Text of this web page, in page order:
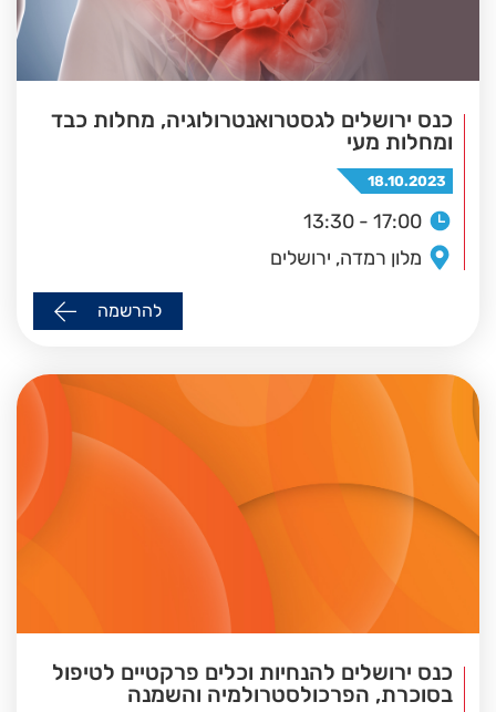
כנס ירושלים לגסטרואנטרולוגיה, מחלות כבד
ומחלות מעי
18.10.2023
13:30 - 17:00
מלון רמדה, ירושלים
להרשמה
כנס ירושלים להנחיות וכלים פרקטיים לטיפול
בסוכרת, הפרכולסטרולמיה והשמנה